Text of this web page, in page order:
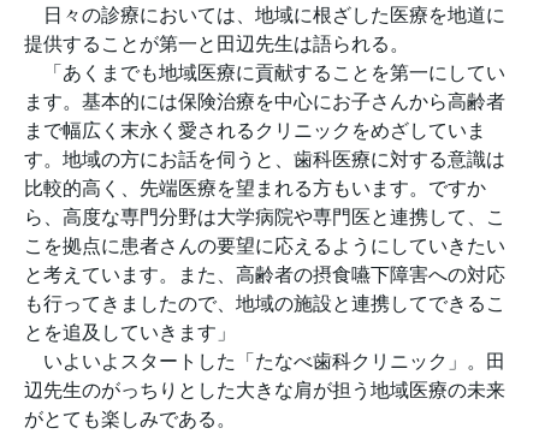
日々の診療においては、地域に根ざした医療を地道に
提供することが第一と田辺先生は語られる。
「あくまでも地域医療に貢献することを第一にしてい
ます。基本的には保険治療を中心にお子さんから高齢者
まで幅広く末永く愛されるクリニックをめざしていま
す。地域の方にお話を伺うと、歯科医療に対する意識は
比較的高く、先端医療を望まれる方もいます。ですか
ら、高度な専門分野は大学病院や専門医と連携して、こ
こを拠点に患者さんの要望に応えるようにしていきたい
と考えています。また、高齢者の摂食嚥下障害への対応
も行ってきましたので、地域の施設と連携してできるこ
とを追及していきます」
いよいよスタートした「たなべ歯科クリニック」。田
辺先生のがっちりとした大きな肩が担う地域医療の未来
がとても楽しみである。